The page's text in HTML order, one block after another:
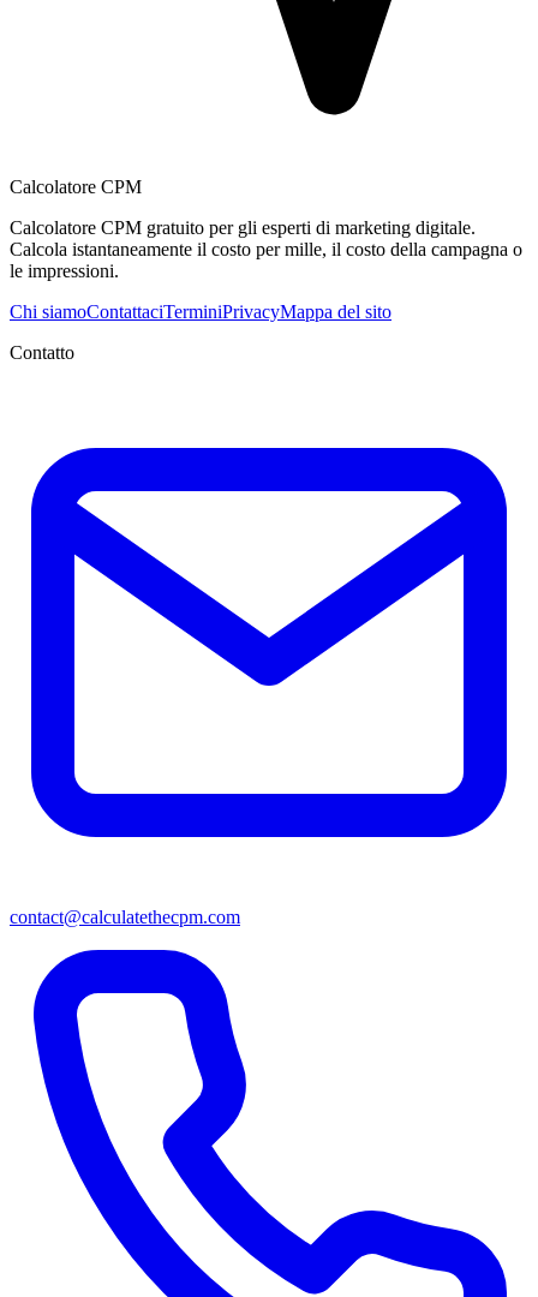
Calcolatore CPM
Calcolatore CPM gratuito per gli esperti di marketing digitale.
Calcola istantaneamente il costo per mille, il costo della campagna o
le impressioni.
Chi siamoContattaciTerminiPrivacyMappa del sito
Contatto
contact@calculatethecpm.com